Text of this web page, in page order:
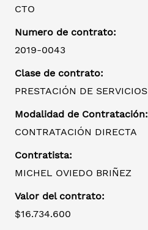
CTO
Numero de contrato:
2019-0043
Clase de contrato:
PRESTACIÓN DE SERVICIOS
Modalidad de Contratación:
CONTRATACIÓN DIRECTA
Contratista:
MICHEL OVIEDO BRIÑEZ
Valor del contrato:
$16.734.600